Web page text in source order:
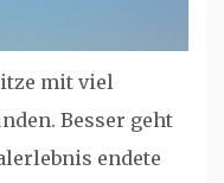
mit viel
Besser geht
endete